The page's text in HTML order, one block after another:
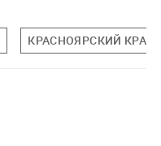
КРАСНОЯРСКИЙ КРАЙ